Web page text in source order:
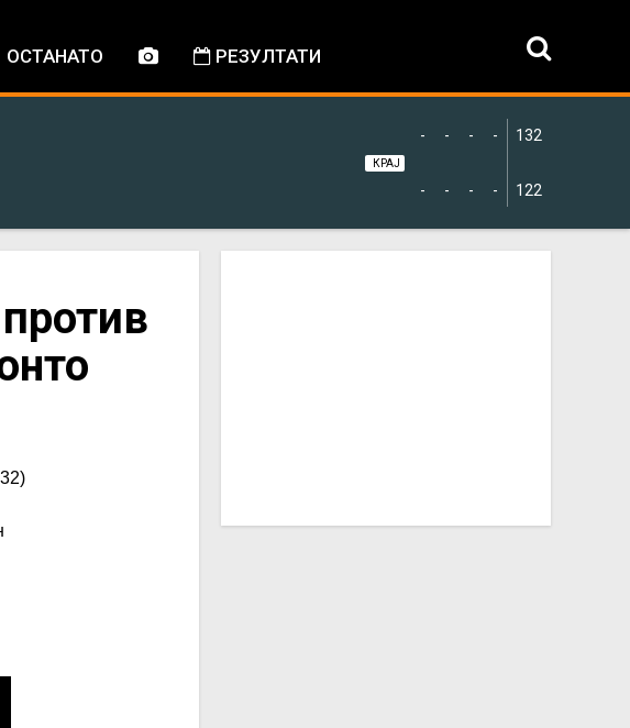
ОСТАНАТО РЕЗУЛТАТИ
132
122
-
-
-
-
-
-
-
-
КРАЈ